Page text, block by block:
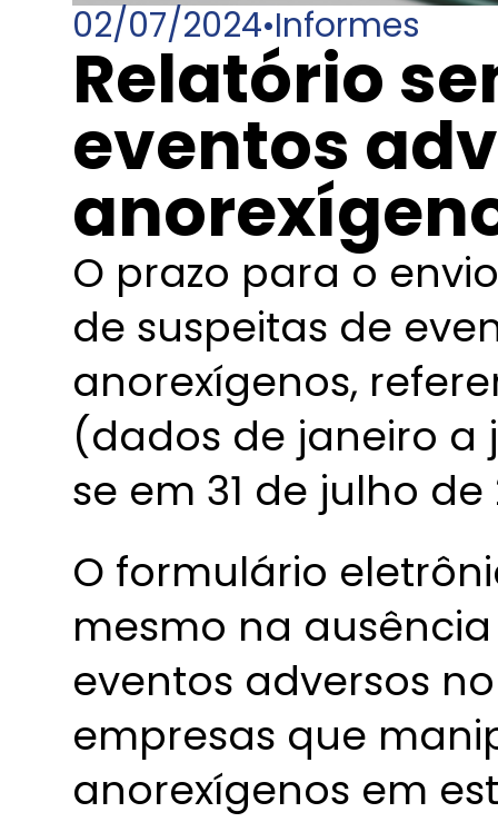
02/07/2024•Informes
Relatório
eventos
O prazo para o
de suspeitas de
anorexígenos,
(dados de janeiro a
se em 31 de julho de
O formulário
mesmo na
eventos adversos
empresas que
anorexígenos em